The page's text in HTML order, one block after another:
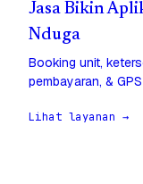
Jasa Bikin
Nduga
Booking unit,
pembayaran, &
Lihat layanan →